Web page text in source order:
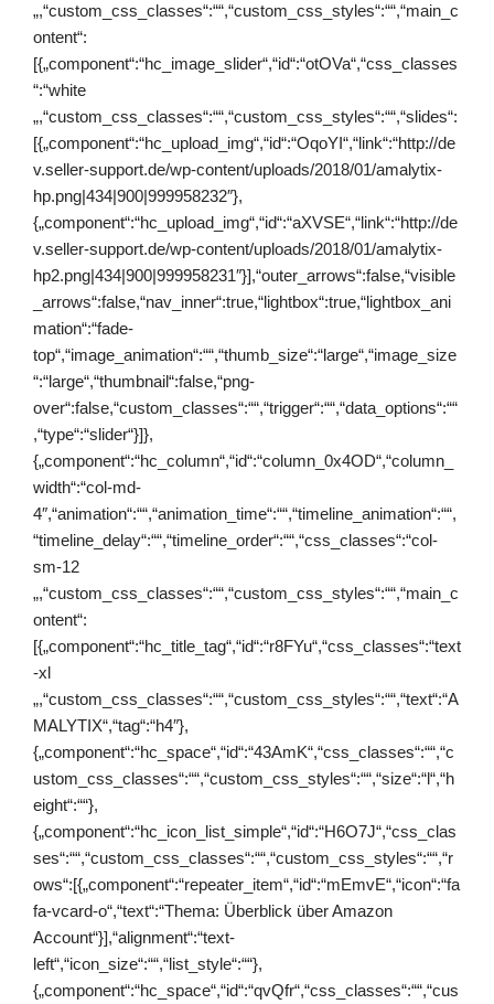
„,“custom_css_classes“:““,“custom_css_styles“:““,“main_c
ontent“:
[{„component“:“hc_image_slider“,“id“:“otOVa“,“css_classes
“:“white
„,“custom_css_classes“:““,“custom_css_styles“:““,“slides“:
[{„component“:“hc_upload_img“,“id“:“OqoYI“,“link“:“http://de
v.seller-support.de/wp-content/uploads/2018/01/amalytix-
hp.png|434|900|999958232″},
{„component“:“hc_upload_img“,“id“:“aXVSE“,“link“:“http://de
v.seller-support.de/wp-content/uploads/2018/01/amalytix-
hp2.png|434|900|999958231″}],“outer_arrows“:false,“visible
_arrows“:false,“nav_inner“:true,“lightbox“:true,“lightbox_ani
mation“:“fade-
top“,“image_animation“:““,“thumb_size“:“large“,“image_size
“:“large“,“thumbnail“:false,“png-
over“:false,“custom_classes“:““,“trigger“:““,“data_options“:““
,“type“:“slider“}]},
{„component“:“hc_column“,“id“:“column_0x4OD“,“column_
width“:“col-md-
4″,“animation“:““,“animation_time“:““,“timeline_animation“:““,
“timeline_delay“:““,“timeline_order“:““,“css_classes“:“col-
sm-12
„,“custom_css_classes“:““,“custom_css_styles“:““,“main_c
ontent“:
[{„component“:“hc_title_tag“,“id“:“r8FYu“,“css_classes“:“text
-xl
„,“custom_css_classes“:““,“custom_css_styles“:““,“text“:“A
MALYTIX“,“tag“:“h4″},
{„component“:“hc_space“,“id“:“43AmK“,“css_classes“:““,“c
ustom_css_classes“:““,“custom_css_styles“:““,“size“:“l“,“h
eight“:““},
{„component“:“hc_icon_list_simple“,“id“:“H6O7J“,“css_clas
ses“:““,“custom_css_classes“:““,“custom_css_styles“:““,“r
ows“:[{„component“:“repeater_item“,“id“:“mEmvE“,“icon“:“fa
fa-vcard-o“,“text“:“Thema: Überblick über Amazon
Account“}],“alignment“:“text-
left“,“icon_size“:““,“list_style“:““},
{„component“:“hc_space“,“id“:“qvQfr“,“css_classes“:““,“cus